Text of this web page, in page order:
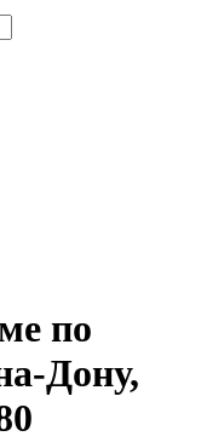
по
Дону,